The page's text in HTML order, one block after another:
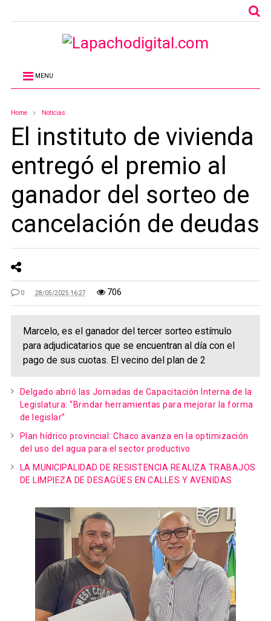
MENU
Home Noticias
El instituto de vivienda
entregó el premio al
ganador del sorteo de
cancelación de deudas
0 28/05/2025 16:27 706
Marcelo, es el ganador del tercer sorteo estímulo
para adjudicatarios que se encuentran al día con el
pago de sus cuotas. El vecino del plan de 2
Delgado abrió las Jornadas de Capacitación Interna de la
Legislatura: “Brindar herramientas para mejorar la forma
de legislar”
Plan hídrico provincial: Chaco avanza en la optimización
del uso del agua para el sector productivo
LA MUNICIPALIDAD DE RESISTENCIA REALIZA TRABAJOS
DE LIMPIEZA DE DESAGÜES EN CALLES Y AVENIDAS